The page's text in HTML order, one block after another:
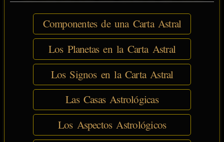
Componentes de una Carta Astral
Los Planetas en la Carta Astral
Los Signos en la Carta Astral
Las Casas Astrológicas
Los Aspectos Astrológicos